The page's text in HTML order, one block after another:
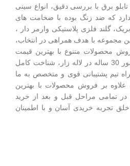
تابلو برق با بررسی دقیق، انواع سینی
که ضد زنگ بوده با ضخامت های
گلند فلزی پلاستيکی وارمر دار ،
مجموعه با هدف همراهی در انتخاب،
محصولات متنوع با بهترین قیمت
بازار شکل گرفته است. حضور 30 ساله در لاله زار، شناخت کامل
تیم پشتیبانی قوی و متخصص به ما
بر فروش محصولات با بهترین
در تمامی مراحل قبل و بعد از خرید
تجربه خریدی آسان و با اطمینان